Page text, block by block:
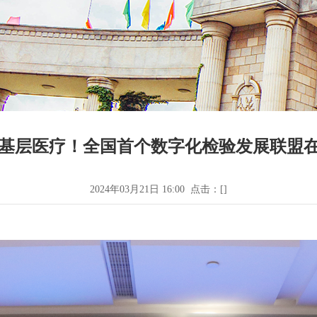
层医疗！全国首个数字化检验发展联盟
2024年03月21日 16:00 点击：[]